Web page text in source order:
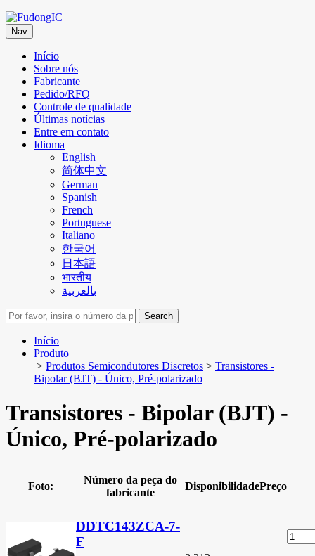
Nav
Início
Sobre nós
Fabricante
Pedido/RFQ
Controle de qualidade
Últimas notícias
Entre em contato
Idioma
English
简体中文
German
Spanish
French
Portuguese
Italiano
한국어
日本語
भारतीय
بالعربية
Search
Início
Produto
> Produtos Semicondutores Discretos > Transistores -
Bipolar (BJT) - Único, Pré-polarizado
Transistores - Bipolar (BJT) -
Único, Pré-polarizado
Foto:
Número da peça do
fabricante
DisponibilidadePreço
DDTC143ZCA-7-
F